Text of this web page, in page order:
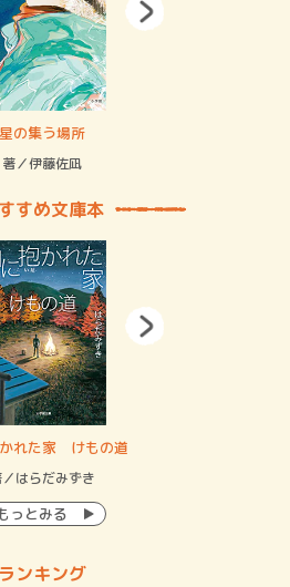
星の集う場所
著／伊藤佐凪
すめ文庫本
れた家 けもの道
／はらだみずき
っとみる
ランキング